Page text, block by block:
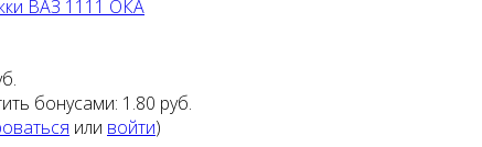
бонусами: 1.80 руб.
или войти)